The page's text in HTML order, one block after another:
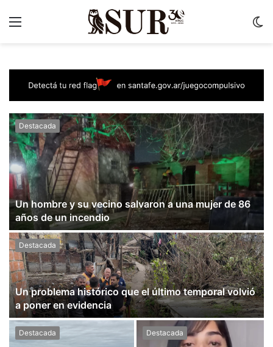
Destacada
Un hombre y su vecino salvaron a una mujer de 86
años de un incendio
Destacada
Un problema histórico que el último temporal volvió
a poner en evidencia
Destacada Destacada